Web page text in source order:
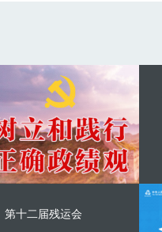
第十二届残运会